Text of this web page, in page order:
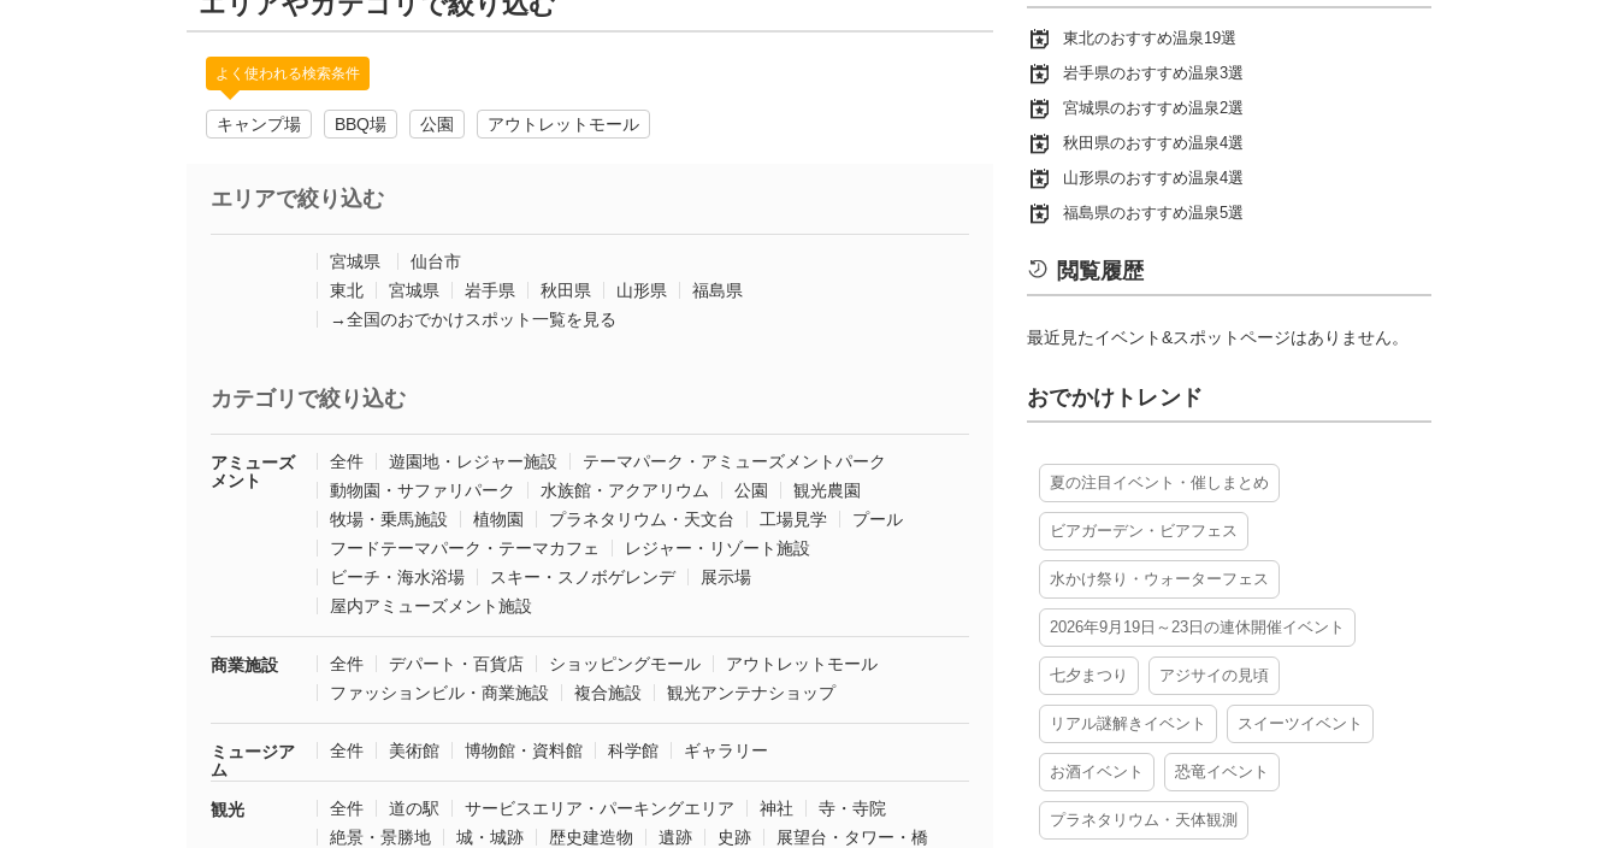
よく使われる検索条件
キャンプ場 BBQ場 公園 アウトレットモール
エリアで絞り込む
宮城県
仙台市
東北
宮城県 岩手県 秋田県 山形県
福島県
→全国のおでかけスポット一覧を見る
カテゴリで絞り込む
アミューズ
メント
全件 遊園地・レジャー施設
テーマパーク・アミューズメントパーク
動物園・サファリパーク
水族館・アクアリウム 公園
観光農園
牧場・乗馬施設
植物園 プラネタリウム・天文台 工場見学
プール
フードテーマパーク・テーマカフェ
レジャー・リゾート施設
ビーチ・海水浴場
スキー・スノボゲレンデ
展示場
屋内アミューズメント施設
商業施設 全件 デパート・百貨店 ショッピングモール
アウトレットモール
ファッションビル・商業施設
複合施設 観光アンテナショップ
ミュージア
ム
全件 美術館 博物館・資料館 科学館 ギャラリー
観光 全件 道の駅 サービスエリア・パーキングエリア 神社
寺・寺院
絶景・景勝地
城・城跡 歴史建造物 遺跡 史跡
展望台・タワー・橋
東北のおすすめ温泉19選
岩手県のおすすめ温泉3選
宮城県のおすすめ温泉2選
秋田県のおすすめ温泉4選
山形県のおすすめ温泉4選
福島県のおすすめ温泉5選
閲覧履歴
最近見たイベント&スポットページはありません。
おでかけトレンド
夏の注目イベント・催しまとめ
ビアガーデン・ビアフェス
水かけ祭り・ウォーターフェス
2026年9月19日～23日の連休開催イベント
七夕まつり アジサイの見頃
リアル謎解きイベント スイーツイベント
お酒イベント 恐竜イベント
プラネタリウム・天体観測